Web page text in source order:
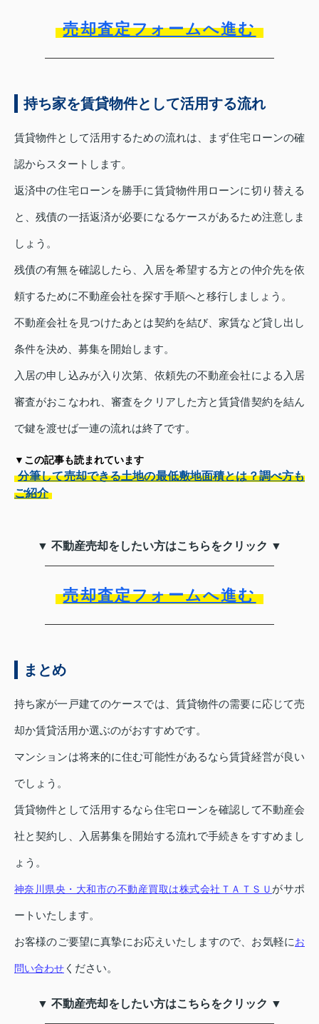
売却査定フォームへ進む
持ち家を賃貸物件として活用する流れ
賃貸物件として活用するための流れは、まず住宅ローンの確
認からスタートします。
返済中の住宅ローンを勝手に賃貸物件用ローンに切り替える
と、残債の一括返済が必要になるケースがあるため注意しま
しょう。
残債の有無を確認したら、入居を希望する方との仲介先を依
頼するために不動産会社を探す手順へと移行しましょう。
不動産会社を見つけたあとは契約を結び、家賃など貸し出し
条件を決め、募集を開始します。
入居の申し込みが入り次第、依頼先の不動産会社による入居
審査がおこなわれ、審査をクリアした方と賃貸借契約を結ん
で鍵を渡せば一連の流れは終了です。
▼この記事も読まれています
分筆して売却できる土地の最低敷地面積とは？調べ方も
ご紹介
▼ 不動産売却をしたい方はこちらをクリック ▼
売却査定フォームへ進む
まとめ
持ち家が一戸建てのケースでは、賃貸物件の需要に応じて売
却か賃貸活用か選ぶのがおすすめです。
マンションは将来的に住む可能性があるなら賃貸経営が良い
でしょう。
賃貸物件として活用するなら住宅ローンを確認して不動産会
社と契約し、入居募集を開始する流れで手続きをすすめまし
ょう。
神奈川県央・大和市の不動産買取は株式会社ＴＡＴＳＵ がサポ
ートいたします。
お客様のご要望に真摯にお応えいたしますので、お気軽にお
問い合わせ ください。
▼ 不動産売却をしたい方はこちらをクリック ▼